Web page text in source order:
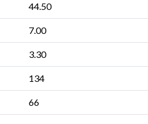
44.50
7.00
3.30
134
66